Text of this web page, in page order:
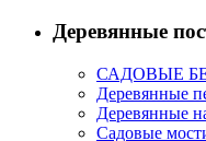
Деревянные
САДОВЫЕ
Деревянные
Деревянные
Садовые